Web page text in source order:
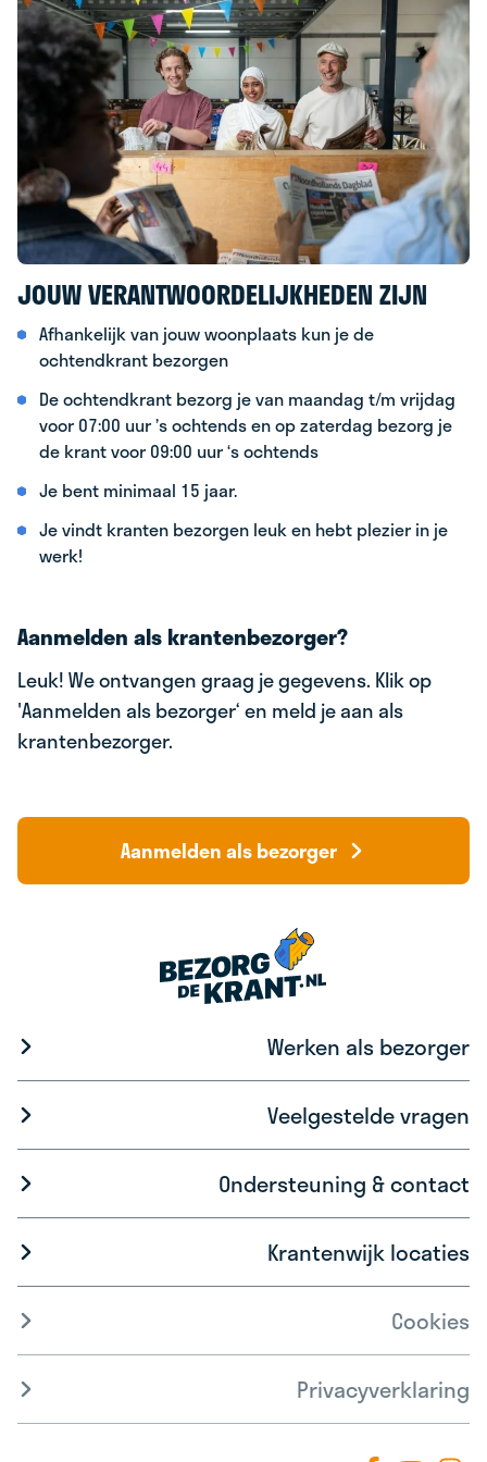
JOUW VERANTWOORDELIJKHEDEN ZIJN
Afhankelijk van jouw woonplaats kun je de
ochtendkrant bezorgen
De ochtendkrant bezorg je van maandag t/m vrijdag
voor 07:00 uur ’s ochtends en op zaterdag bezorg je
de krant voor 09:00 uur ‘s ochtends
Je bent minimaal 15 jaar.
Je vindt kranten bezorgen leuk en hebt plezier in je
werk!
Aanmelden als krantenbezorger?
Leuk! We ontvangen graag je gegevens. Klik op
'Aanmelden als bezorger‘ en meld je aan als
krantenbezorger.
Aanmelden als bezorger
Werken als bezorger
Veelgestelde vragen
Ondersteuning & contact
Krantenwijk locaties
Cookies
Privacyverklaring